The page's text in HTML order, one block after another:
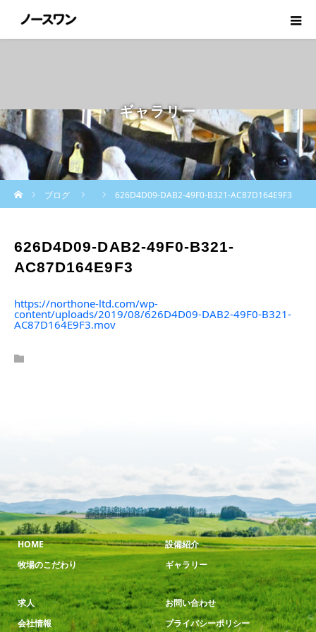
ギャラリー
ブログ
626D4D09-DAB2-49F0-B321-AC87D164E9F3
626D4D09-DAB2-49F0-B321-
AC87D164E9F3
https://northone-ltd.com/wp-
content/uploads/2019/08/626D4D09-DAB2-49F0-B321-
AC87D164E9F3.mov
HOME
牧場のこだわり
設備紹介
ギャラリー
求人
会社情報
お問い合わせ
プライバシーポリシー